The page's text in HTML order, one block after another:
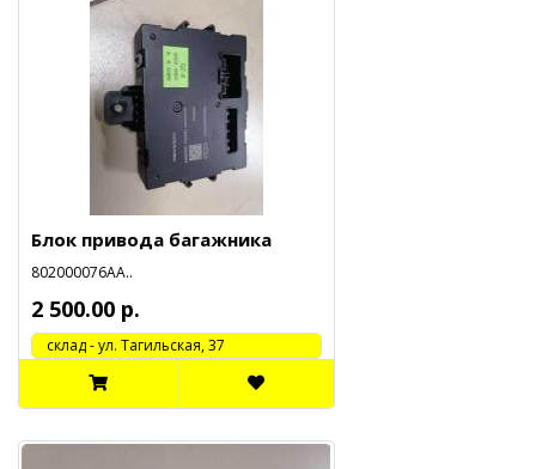
Блок привода багажника
802000076АА..
2 500.00 р.
cклад - ул. Тагильская, 37